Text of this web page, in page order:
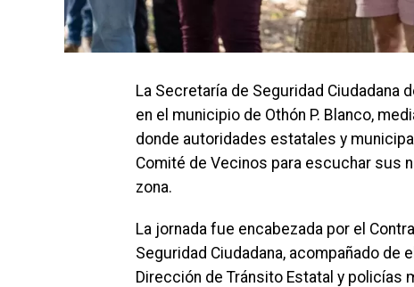
La Secretaría de Seguridad Ciudadana
en el municipio de Othón P. Blanco,
donde autoridades estatales y
Comité de Vecinos para escuchar sus
zona.
La jornada fue encabezada por el
Seguridad Ciudadana, acompañado
Dirección de Tránsito Estatal y policías